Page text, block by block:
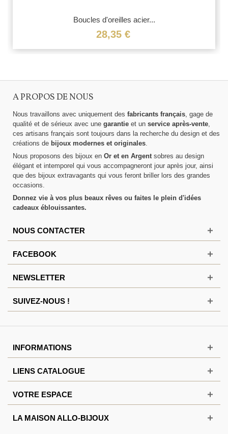
Boucles d'oreilles acier...
28,35 €
A PROPOS DE NOUS
Nous travaillons avec uniquement des fabricants français, gage de
qualité et de sérieux avec une garantie et un service après-vente,
ces artisans français sont toujours dans la recherche du design et des
créations de bijoux modernes et originales.
Nous proposons des bijoux en Or et en Argentsobres au design
élégant et intemporel qui vous accompagneront jour après jour, ainsi
que des bijoux extravagants qui vous feront briller lors des grandes
occasions.
Donnez vie à vos plus beaux rêves ou faites le plein d'idées
cadeaux éblouissantes.
NOUS CONTACTER
FACEBOOK
NEWSLETTER
SUIVEZ-NOUS !
INFORMATIONS
LIENS CATALOGUE
VOTRE ESPACE
LA MAISON ALLO-BIJOUX